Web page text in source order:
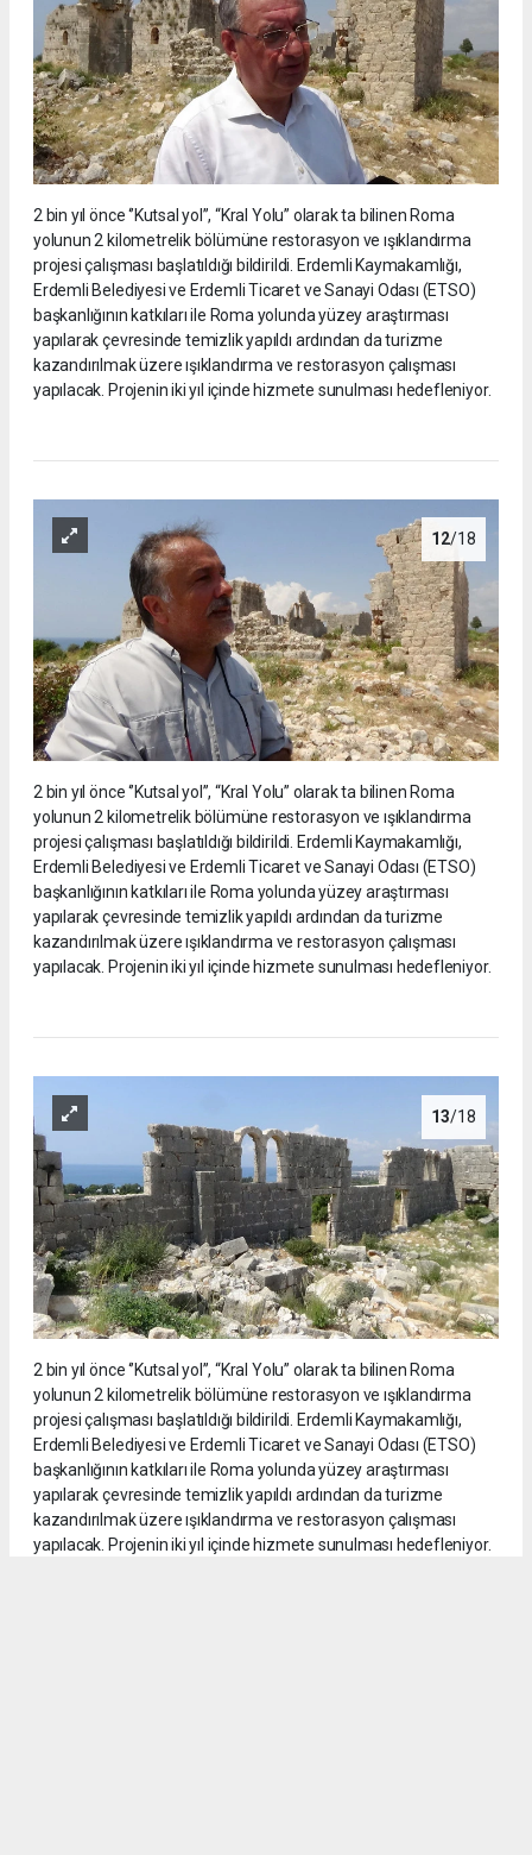
2 bin yıl önce ‘’Kutsal yol’’, “Kral Yolu” olarak ta bilinen Roma
yolunun 2 kilometrelik bölümüne restorasyon ve ışıklandırma
projesi çalışması başlatıldığı bildirildi. Erdemli Kaymakamlığı,
Erdemli Belediyesi ve Erdemli Ticaret ve Sanayi Odası (ETSO)
başkanlığının katkıları ile Roma yolunda yüzey araştırması
yapılarak çevresinde temizlik yapıldı ardından da turizme
kazandırılmak üzere ışıklandırma ve restorasyon çalışması
yapılacak. Projenin iki yıl içinde hizmete sunulması hedefleniyor.
12/18
2 bin yıl önce ‘’Kutsal yol’’, “Kral Yolu” olarak ta bilinen Roma
yolunun 2 kilometrelik bölümüne restorasyon ve ışıklandırma
projesi çalışması başlatıldığı bildirildi. Erdemli Kaymakamlığı,
Erdemli Belediyesi ve Erdemli Ticaret ve Sanayi Odası (ETSO)
başkanlığının katkıları ile Roma yolunda yüzey araştırması
yapılarak çevresinde temizlik yapıldı ardından da turizme
kazandırılmak üzere ışıklandırma ve restorasyon çalışması
yapılacak. Projenin iki yıl içinde hizmete sunulması hedefleniyor.
13/18
2 bin yıl önce ‘’Kutsal yol’’, “Kral Yolu” olarak ta bilinen Roma
yolunun 2 kilometrelik bölümüne restorasyon ve ışıklandırma
projesi çalışması başlatıldığı bildirildi. Erdemli Kaymakamlığı,
Erdemli Belediyesi ve Erdemli Ticaret ve Sanayi Odası (ETSO)
başkanlığının katkıları ile Roma yolunda yüzey araştırması
yapılarak çevresinde temizlik yapıldı ardından da turizme
kazandırılmak üzere ışıklandırma ve restorasyon çalışması
yapılacak. Projenin iki yıl içinde hizmete sunulması hedefleniyor.